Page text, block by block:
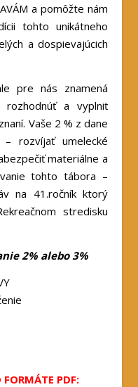
a pomôžte nám
tohto unikátneho
a dospievajúcich
pre nás znamená
rozhodnúť a vyplniť
Vaše 2 % z dane
rozvíjať umelecké
materiálne a
tohto tábora –
na 41.ročník ktorý
stredisku
2% alebo 3%
PDF: